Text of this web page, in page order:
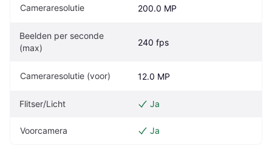
Cameraresolutie 200.0 MP
Beelden per seconde
(max)
240 fps
Cameraresolutie (voor) 12.0 MP
Flitser/Licht Ja
Voorcamera Ja